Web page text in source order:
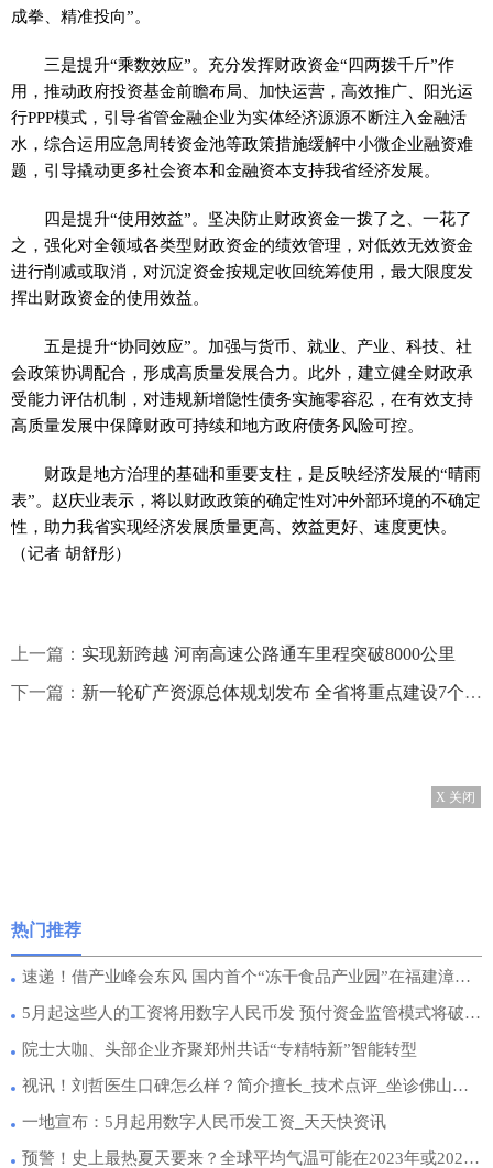
成拳、精准投向”。
三是提升“乘数效应”。充分发挥财政资金“四两拨千斤”作
用，推动政府投资基金前瞻布局、加快运营，高效推广、阳光运
行PPP模式，引导省管金融企业为实体经济源源不断注入金融活
水，综合运用应急周转资金池等政策措施缓解中小微企业融资难
题，引导撬动更多社会资本和金融资本支持我省经济发展。
四是提升“使用效益”。坚决防止财政资金一拨了之、一花了
之，强化对全领域各类型财政资金的绩效管理，对低效无效资金
进行削减或取消，对沉淀资金按规定收回统筹使用，最大限度发
挥出财政资金的使用效益。
五是提升“协同效应”。加强与货币、就业、产业、科技、社
会政策协调配合，形成高质量发展合力。此外，建立健全财政承
受能力评估机制，对违规新增隐性债务实施零容忍，在有效支持
高质量发展中保障财政可持续和地方政府债务风险可控。
财政是地方治理的基础和重要支柱，是反映经济发展的“晴雨
表”。赵庆业表示，将以财政政策的确定性对冲外部环境的不确定
性，助力我省实现经济发展质量更高、效益更好、速度更快。
（记者 胡舒彤）
上一篇： 实现新跨越 河南高速公路通车里程突破8000公里
下一篇： 新一轮矿产资源总体规划发布 全省将重点建设7个能源资源基地
X 关闭
热门推荐
速递！借产业峰会东风 国内首个“冻干食品产业园”在福建漳州揭牌
5月起这些人的工资将用数字人民币发 预付资金监管模式将破解“预付消费”顽疾
院士大咖、头部企业齐聚郑州共话“专精特新”智能转型
视讯！刘哲医生口碑怎么样？简介擅长_技术点评_坐诊佛山医博士！
一地宣布：5月起用数字人民币发工资_天天快资讯
预警！史上最热夏天要来？全球平均气温可能在2023年或2024年创新高